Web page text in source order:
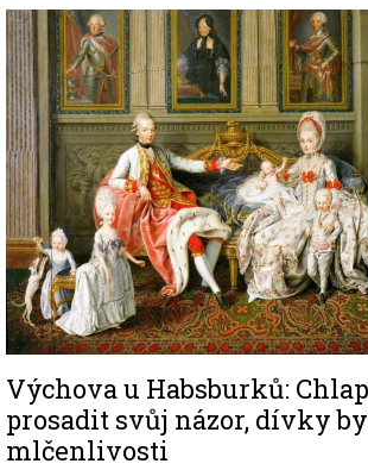
Image
Výchova u Habsburků:
prosadit svůj názor, dívky
mlčenlivosti